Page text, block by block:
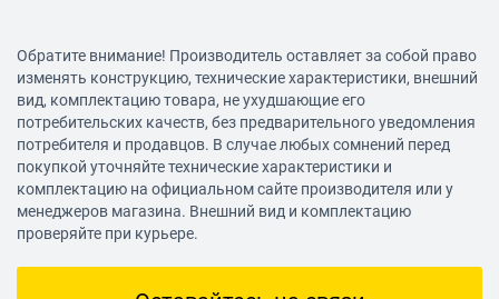
Обратите внимание! Производитель оставляет за собой право
изменять конструкцию, технические характеристики, внешний
вид, комплектацию товара, не ухудшающие его
потребительских качеств, без предварительного уведомления
потребителя и продавцов. В случае любых сомнений перед
покупкой уточняйте технические характеристики и
комплектацию на официальном сайте производителя или у
менеджеров магазина. Внешний вид и комплектацию
проверяйте при курьере.